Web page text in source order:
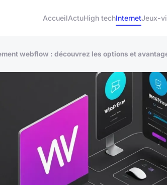
AccueilActuHigh techInternetJeux-
webflow : découvrez les options et